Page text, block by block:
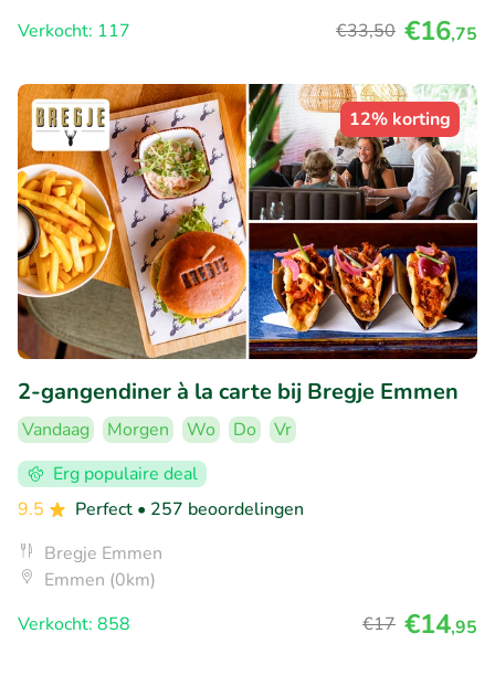
Verkocht: 117
€33,50 €16,75
12% korting
2-gangendiner à la carte bij Bregje Emmen
Vandaag Morgen Wo Do
Vr
Erg populaire deal
9.5
Perfect • 257 beoordelingen
Bregje Emmen
Emmen (0km)
Verkocht: 858
€17 €14,95